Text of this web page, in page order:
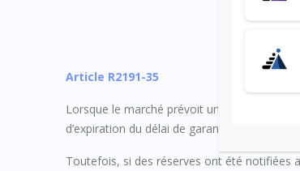
Article R2191-35
Lorsque le marché prévoit une retenue de
d’expiration du délai de garantie.
Toutefois, si des réserves ont été notifiées